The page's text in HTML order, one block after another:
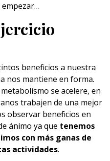
beneficios a nuestra
nos mantiene en forma.
se acelere, en
trabajen de una mejor
observar beneficios en
ánimo ya que tenemos
con más ganas de
actividades.